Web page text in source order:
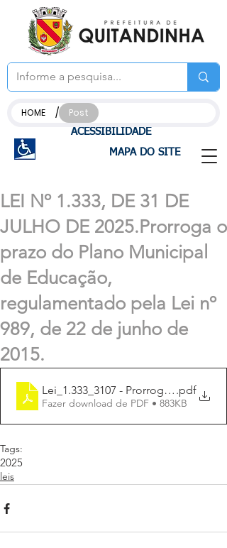
ACESSIBILIDADE
MAPA DO SITE
HOME / Post
LEI Nº 1.333, DE 31 DE
JULHO DE 2025.Prorroga o
prazo do Plano Municipal
de Educação,
regulamentado pela Lei nº
989, de 22 de junho de
2015.
Lei_1.333_3107 - Prorrogação PME
.pdf
Fazer download de PDF • 883KB
Tags:
2025
leis